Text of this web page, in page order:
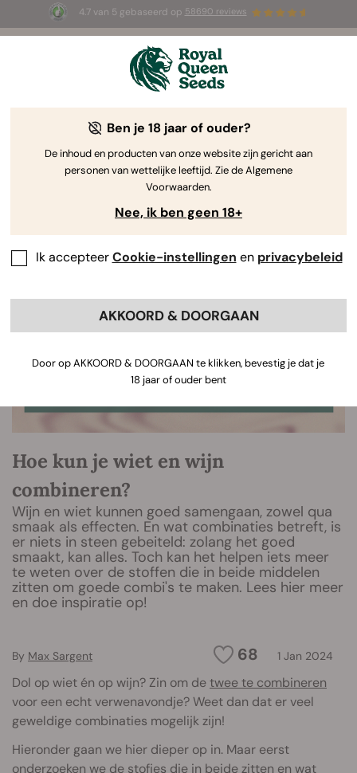
4.7 van 5 gebaseerd op 58690 reviews
☀️ Summer Sales: tot wel 50% korting
op geselecteerde producten! ⏤
The RQS Blog
Cannabis Lifestyle Blogs
Hoe kun je wiet en wijn
combineren?
Wijn en wiet kunnen goed samengaan, zowel qua
smaak als effecten. En wat combinaties betreft, is
er niets in steen gebeiteld: zolang het goed
smaakt, kan alles. Toch kan het helpen iets meer
te weten over de stoffen die in beide middelen
zitten om goede combi's te maken. Lees hier meer
en doe inspiratie op!
68 1 Jan 2024
By Max Sargent
Dol op wiet én op wijn? Zin om detwee te combineren
voor een echt verwenavondje? Weet dan dat er veel
geweldige combinaties mogelijk zijn!
Hieronder gaan we hier dieper op in. Maar eerst
onderzoeken we de stofjes die in beide zitten en wat
Ben je 18 jaar of ouder?
De inhoud en producten van onze website zijn gericht aan
personen van wettelijke leeftijd. Zie de Algemene
Voorwaarden.
Nee, ik ben geen 18+
Ik accepteerCookie-instellingen en privacybeleid
AKKOORD & DOORGAAN
Door op AKKOORD & DOORGAAN te klikken, bevestig je dat je
18 jaar of ouder bent